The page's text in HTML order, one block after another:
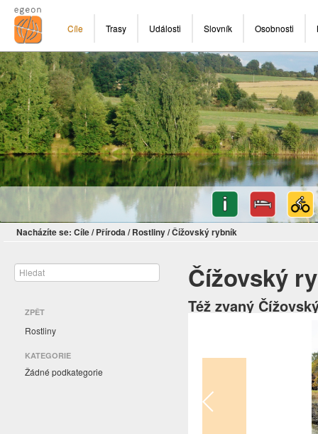
Cíle Trasy Události Slovník Osobnosti
Nacházíte se: Cíle/ Příroda/ Rostliny/Čížovský rybník
ZPĚT
Rostliny
KATEGORIE
Žádné podkategorie
Čížovský
Též zvaný